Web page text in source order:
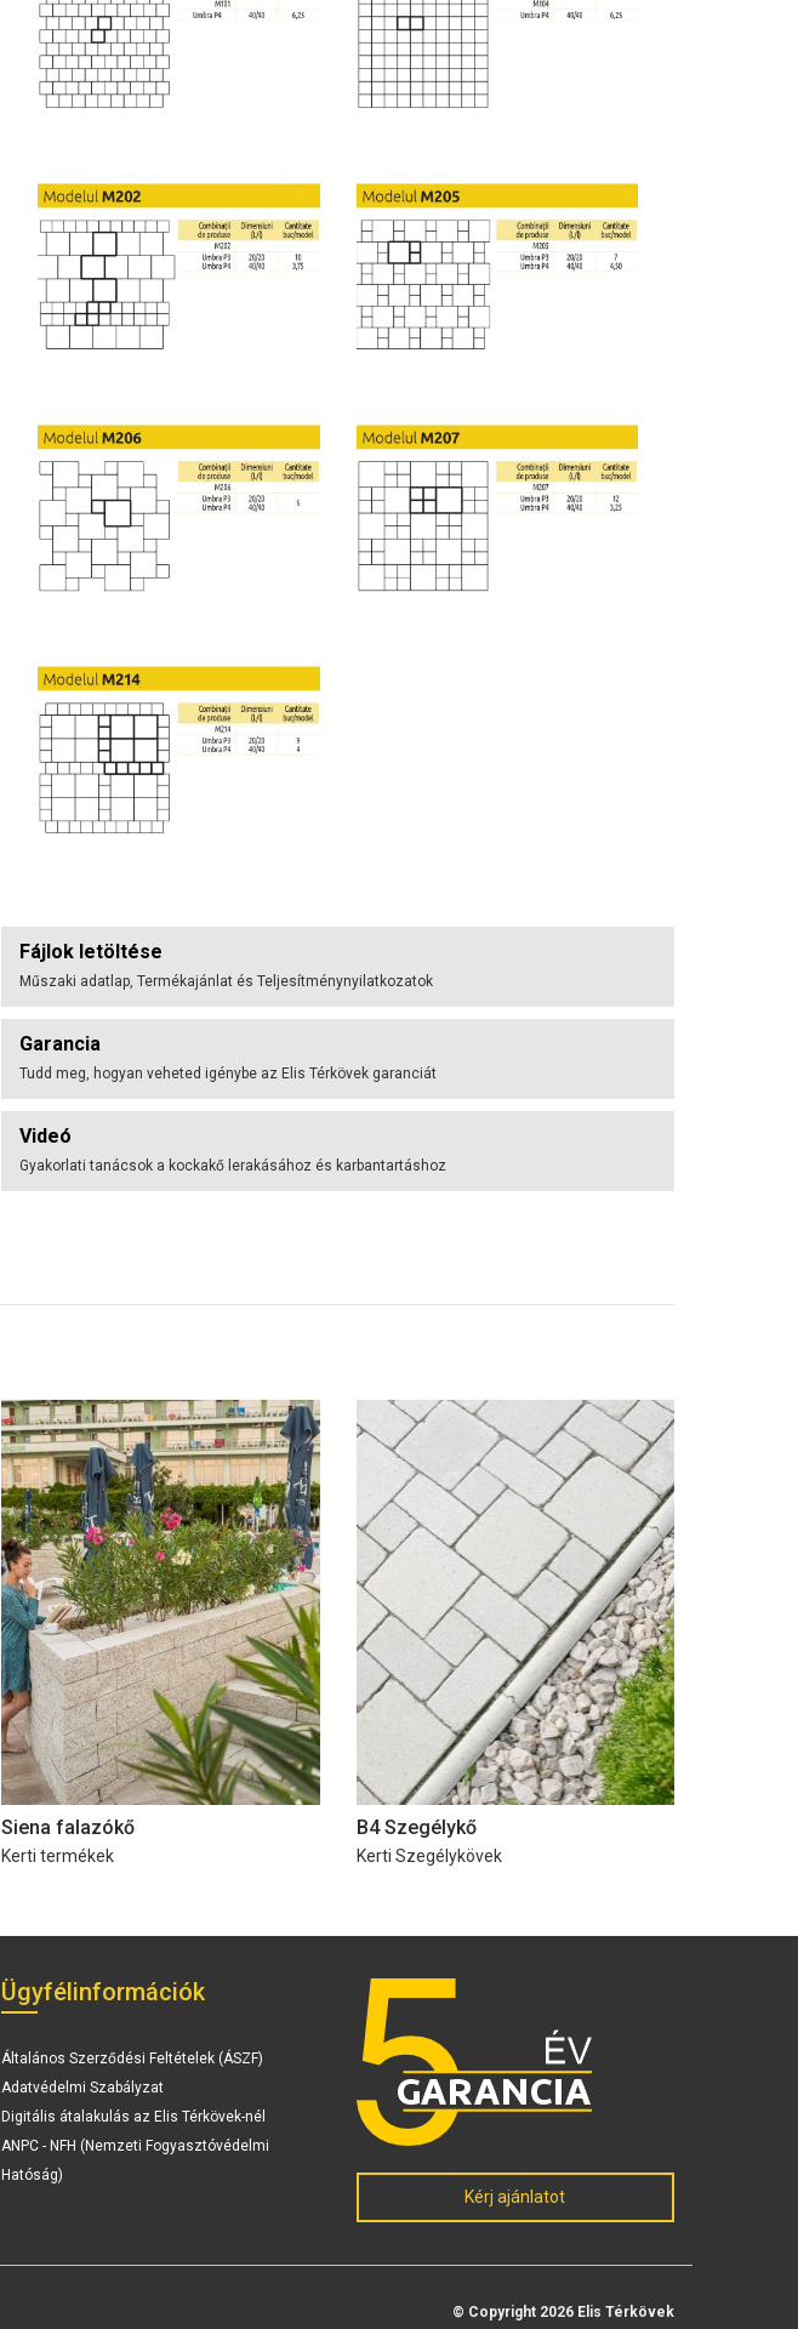
Fájlok letöltése
Műszaki adatlap, Termékajánlat és Teljesítménynyilatkozatok
Garancia
Tudd meg, hogyan veheted igénybe az Elis Térkövek garanciát
Videó
Gyakorlati tanácsok a kockakő lerakásához és karbantartáshoz
Siena falazókő
Kerti termékek
B4 Szegélykő
Kerti Szegélykövek
Ügyfélinformációk
Általános Szerződési Feltételek (ÁSZF)
Adatvédelmi Szabályzat
Digitális átalakulás az Elis Térkövek-nél
ANPC - NFH (Nemzeti Fogyasztóvédelmi
Hatóság)
Kérj ajánlatot
© Copyright 2026 Elis Térkövek